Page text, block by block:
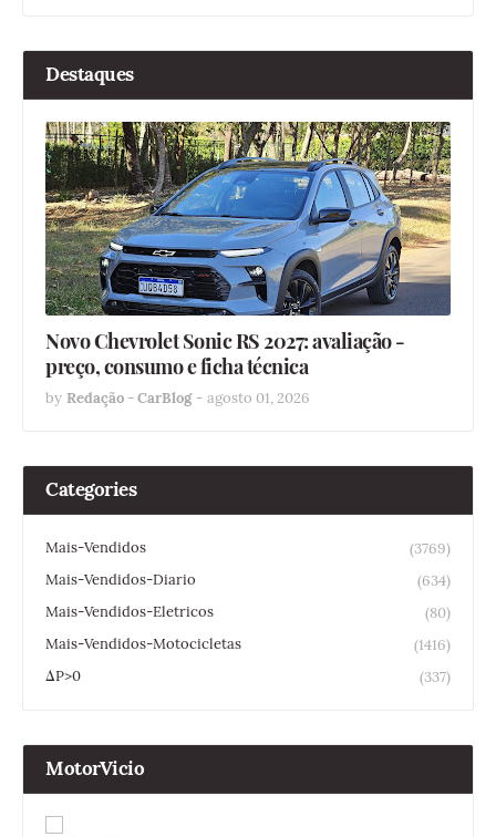
Destaques
Novo Chevrolet Sonic RS 2027: avaliação -
preço, consumo e ficha técnica
by Redação - CarBlog - agosto 01, 2026
Categories
Mais-Vendidos
(3769)
Mais-Vendidos-Diario
(634)
Mais-Vendidos-Eletricos
(80)
Mais-Vendidos-Motocicletas
(1416)
ΔP>0
(337)
MotorVicio